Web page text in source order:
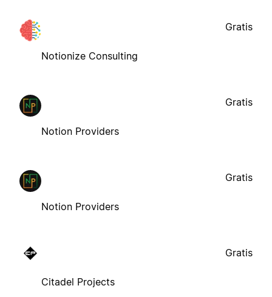
Notionize Consulting
Gratis
Notion Providers
Gratis
Notion Providers
Gratis
Citadel Projects
Gratis